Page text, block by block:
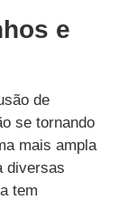
e
de
se tornando
mais ampla
diversas
tem